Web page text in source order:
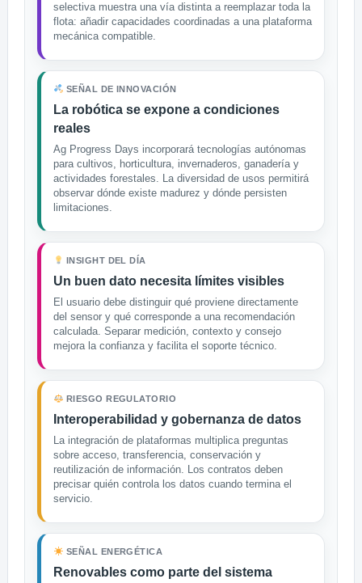
selectiva muestra una vía distinta a reemplazar toda la
flota: añadir capacidades coordinadas a una plataforma
mecánica compatible.
SEÑAL DE INNOVACIÓN
La robótica se expone a condiciones
reales
Ag Progress Days incorporará tecnologías autónomas
para cultivos, horticultura, invernaderos, ganadería y
actividades forestales. La diversidad de usos permitirá
observar dónde existe madurez y dónde persisten
limitaciones.
INSIGHT DEL DÍA
Un buen dato necesita límites visibles
El usuario debe distinguir qué proviene directamente
del sensor y qué corresponde a una recomendación
calculada. Separar medición, contexto y consejo
mejora la confianza y facilita el soporte técnico.
RIESGO REGULATORIO
Interoperabilidad y gobernanza de datos
La integración de plataformas multiplica preguntas
sobre acceso, transferencia, conservación y
reutilización de información. Los contratos deben
precisar quién controla los datos cuando termina el
servicio.
SEÑAL ENERGÉTICA
Renovables como parte del sistema